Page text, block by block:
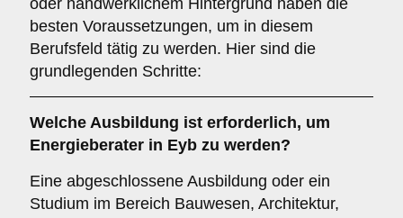
oder handwerklichem Hintergrund haben die
besten Voraussetzungen, um in diesem
Berufsfeld tätig zu werden. Hier sind die
grundlegenden Schritte:
Welche Ausbildung ist erforderlich, um
Energieberater in Eyb zu werden?
Eine abgeschlossene Ausbildung oder ein
Studium im Bereich Bauwesen, Architektur,